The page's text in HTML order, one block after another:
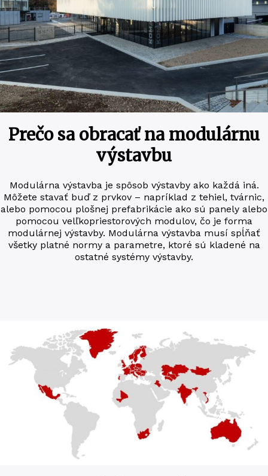
Prečo sa obracať na modulárnu
výstavbu
Modu­lár­na výstav­ba je spôsob výstav­by ako kaž­dá iná.
Môže­te sta­vať buď z prv­kov – naprí­klad z tehiel, tvár­nic,
alebo pomo­cou ploš­nej pre­fab­ri­ká­cie ako sú pane­ly alebo
pomo­cou velľko­priesto­ro­vých modu­lov, čo je forma
modu­lár­nej výstav­by. Modu­lár­na výstav­ba musí spĺňať
všetky platné nor­my a para­me­t­re, kto­ré sú kla­de­né na
ostat­né sys­témy výstavby.